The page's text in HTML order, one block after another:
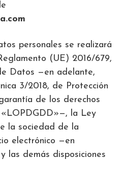
personales se realizará
(UE) 2016/679,
Datos —en adelante,
3/2018, de Protección
de los derechos
la Ley
la sociedad de la
electrónico —en
las demás disposiciones